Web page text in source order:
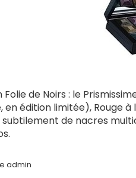
de Noirs : le
en édition limitée), Rouge
de nacres